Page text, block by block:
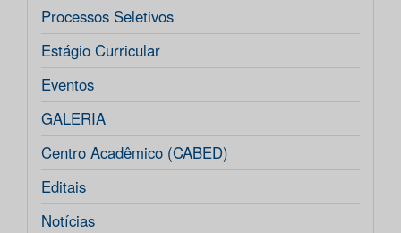
Processos Seletivos
Estágio Curricular
Eventos
GALERIA
Centro Acadêmico (CABED)
Editais
Notícias